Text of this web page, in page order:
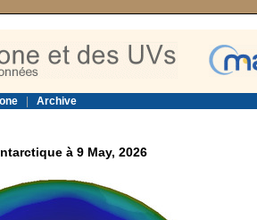
Archive
à 9 May, 2026